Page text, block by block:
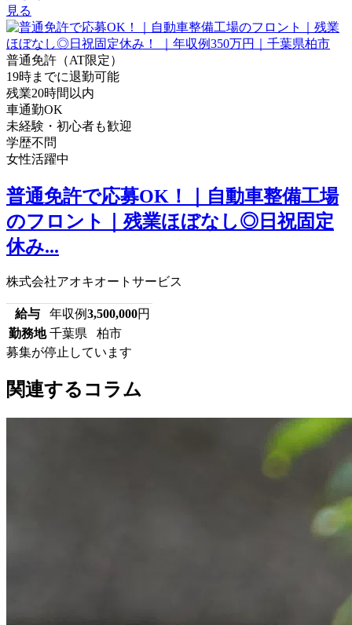
見る
普通免許（AT限定）
19時までに退勤可能
残業20時間以内
車通勤OK
未経験・初心者も歓迎
学歴不問
女性活躍中
普通免許で応募OK！｜自動車整備工場
のフロント｜残業ほぼなし◎日祝固定
休み...
株式会社アオキオートサービス
給与 年収例3,500,000円
勤務地 千葉県 柏市
募集が停止しています
関連するコラム